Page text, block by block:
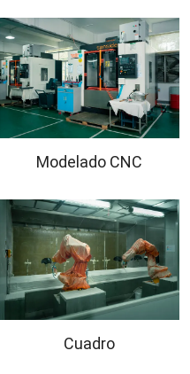
Modelado CNC
Cuadro